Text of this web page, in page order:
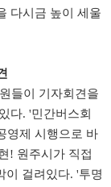
다시금 높이 세울
들이 기자회견을
다. '민간버스회
영제 시행으로 바
! 원주시가 직접
이 걸려있다. '투명